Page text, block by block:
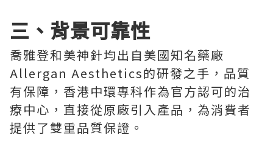
三、背景可靠性
喬雅登和美神針均出自美國知名藥廠
Allergan Aesthetics的研發之手，品質
有保障，香港中環專科作為官方認可的治
療中心，直接從原廠引入產品，為消費者
提供了雙重品質保證。